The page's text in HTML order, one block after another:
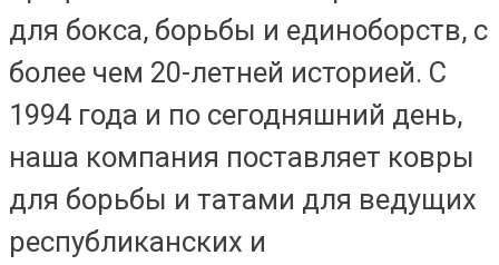
для бокса, борьбы и единоборств, с
более чем 20-летней историей. С
1994 года и по сегодняшний день,
наша компания поставляет ковры
для борьбы и татами для ведущих
республиканских и